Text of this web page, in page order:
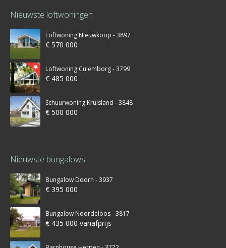
Nieuwste loftwoningen
Loftwoning Nieuwkoop - 3897
€ 570 000
Loftwoning Culemborg - 3799
€ 485 000
Schuurwoning Kruisland - 3848
€ 500 000
Nieuwste bungalows
Bungalow Doorn - 3937
€ 395 000
Bungalow Noordeloos - 3817
€ 435 000 vanafprijs